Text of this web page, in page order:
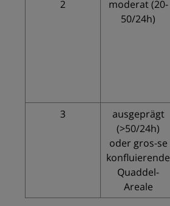
2
moderat (20-
50/24h)
3
ausgeprägt
(>50/24h)
oder gros-se
konfluierende
Quaddel-
Areale